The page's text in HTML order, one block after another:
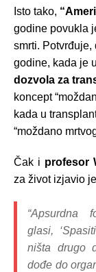
Isto tako,
godine povukla
smrti.
godine, kada je
dozvola za
koncept
kada u
“moždano
Čak i profesor
za život izjavio
“Apsurdna
glasi,
ništa drugo
dođe do